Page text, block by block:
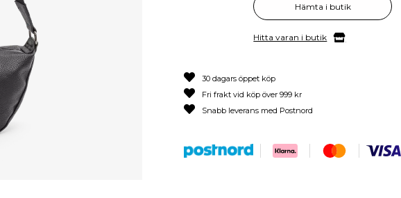
Hämta i butik
Hitta varan i butik
30 dagars öppet köp
Fri frakt vid köp över 999 kr
Snabb leverans med Postnord